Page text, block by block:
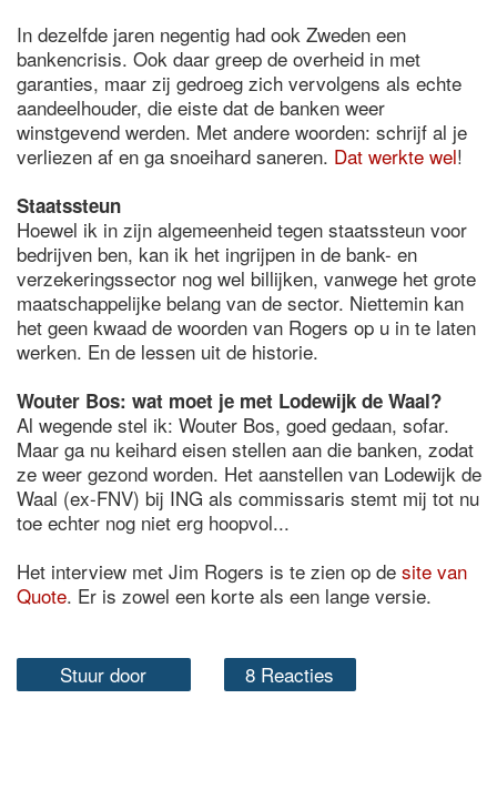
In dezelfde jaren negentig had ook Zweden een
bankencrisis. Ook daar greep de overheid in met
garanties, maar zij gedroeg zich vervolgens als echte
aandeelhouder, die eiste dat de banken weer
winstgevend werden. Met andere woorden: schrijf al je
verliezen af en ga snoeihard saneren. Dat werkte wel!
Staatssteun
Hoewel ik in zijn algemeenheid tegen staatssteun voor
bedrijven ben, kan ik het ingrijpen in de bank- en
verzekeringssector nog wel billijken, vanwege het grote
maatschappelijke belang van de sector. Niettemin kan
het geen kwaad de woorden van Rogers op u in te laten
werken. En de lessen uit de historie.
Wouter Bos: wat moet je met Lodewijk de Waal?
Al wegende stel ik: Wouter Bos, goed gedaan, sofar.
Maar ga nu keihard eisen stellen aan die banken, zodat
ze weer gezond worden. Het aanstellen van Lodewijk de
Waal (ex-FNV) bij ING als commissaris stemt mij tot nu
toe echter nog niet erg hoopvol...
Het interview met Jim Rogers is te zien op de site van
Quote. Er is zowel een korte als een lange versie.
Stuur door 8 Reacties